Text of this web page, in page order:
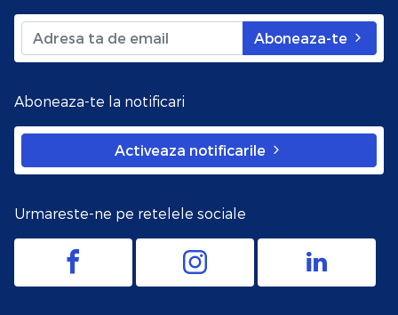
Aboneaza-te
Aboneaza-te la notificari
Activeaza notificarile
Urmareste-ne pe retelele sociale